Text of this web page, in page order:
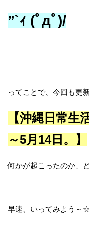
”`ｨ (ﾟдﾟ)/
ってことで、今回も更
【沖縄日常生
～5月14日。】
何かが起こったのか、
早速、いってみよう～